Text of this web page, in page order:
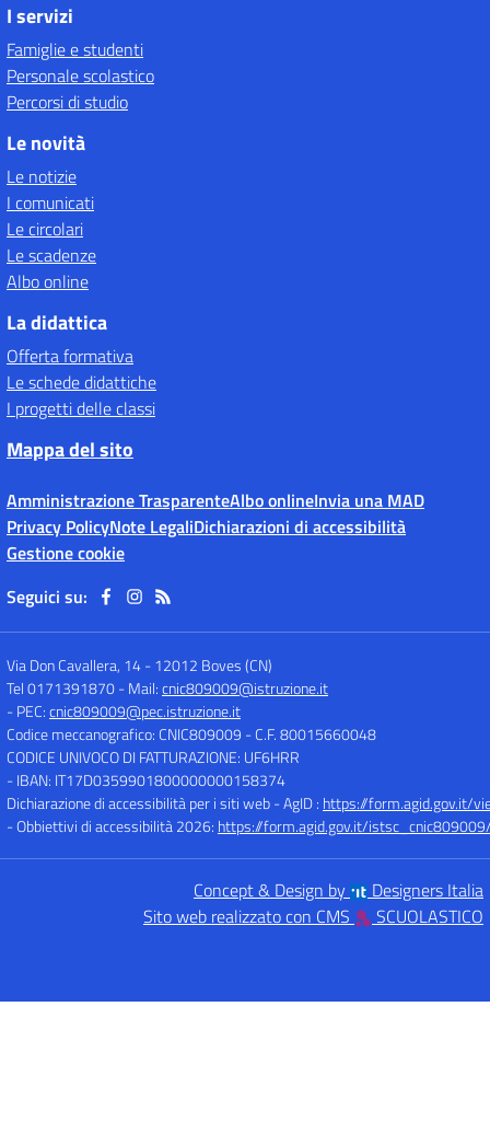
I servizi
Famiglie e studenti
Personale scolastico
Percorsi di studio
Le novità
Le notizie
I comunicati
Le circolari
Le scadenze
Albo online
La didattica
Offerta formativa
Le schede didattiche
I progetti delle classi
Mappa del sito
Amministrazione TrasparenteAlbo onlineInvia una MAD
Privacy PolicyNote LegaliDichiarazioni di accessibilità
Gestione cookie
Seguici su:
Via Don Cavallera, 14-12012 Boves (CN)
Tel 0171391870- Mail:cnic809009@istruzione.it
- PEC:cnic809009@pec.istruzione.it
Codice meccanografico: CNIC809009 - C.F. 80015660048
CODICE UNIVOCO DI FATTURAZIONE: UF6HRR
- IBAN: IT17D0359901800000000158374
Dichiarazione di accessibilità per i siti web - AgID : https://form.agid.gov.it/
- Obbiettivi di accessibilità 2026: https://form.agid.gov.it/
Concept & Design by
Designers Italia
Sito web realizzato con CMS
SCUOLASTICO